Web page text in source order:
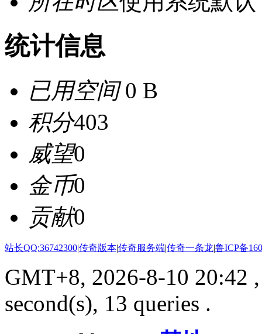
统计信息
已用空间0 B
积分403
威望0
金币0
贡献0
站长QQ:36742300|传奇版本|传奇服务端|传奇一条龙|鲁ICP备
GMT+8, 2026-8-10 20:42
second(s), 13 queries .